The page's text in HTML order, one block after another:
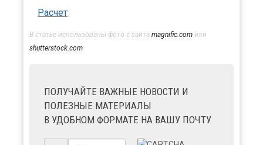
Расчет
В статье использованы фото с сайта magnific.com или
shutterstock.com
ПОЛУЧАЙТЕ ВАЖНЫЕ НОВОСТИ И
ПОЛЕЗНЫЕ МАТЕРИАЛЫ
В УДОБНОМ ФОРМАТЕ НА ВАШУ ПОЧТУ